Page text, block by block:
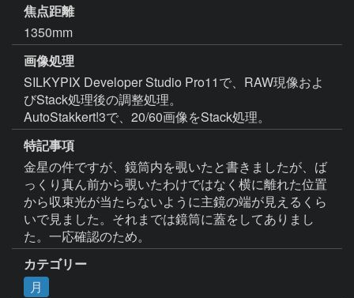
焦点距離
1350mm
画像処理
SILKYPIX Developer Studio Pro11で、RAW現像およ
びStack処理後の調整処理。
AutoStakkert!3で、20/60画像をStack処理。
特記事項
金星の件ですが、鏡筒内を覗いたと書きましたが、ば
っくり真ん前から覗いたわけではなく横に離れた位置
から収束光が当たらないように主鏡の端が見えるくら
いで見ました。それまでは鏡筒に蓋をしてありまし
た。一応確認のため。
カテゴリー
月